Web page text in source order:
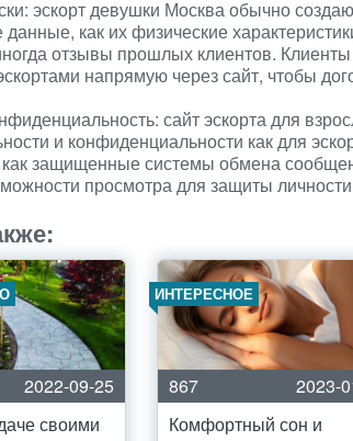
эскорт девушки Москва обычно
данные, как их физические
отзывы прошлых клиентов.
напрямую через сайт, чтобы
сайт эскорта для
и конфиденциальности как для
как защищенные системы обмена
просмотра для защиты
2022-09-25
своими
ИНТЕРЕСНОЕ
867
2023-
Комфортный сон и